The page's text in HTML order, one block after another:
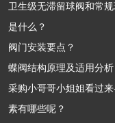
卫生级无滞留球阀和常
是什么？
阀门安装要点？
蝶阀结构原理及适用分析
采购小哥哥小姐姐看过
素有哪些呢？